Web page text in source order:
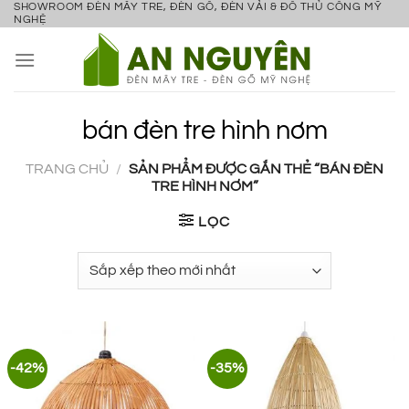
Bỏ
nội
SHOWROOM ĐÈN MÂY TRE, ĐÈN GỖ, ĐÈN VẢI & ĐỒ THỦ CÔNG MỸ
NGHỆ
bán đèn tre hình nơm
TRANG CHỦ / SẢN PHẨM ĐƯỢC GẮN THẺ “BÁN ĐÈN
TRE HÌNH NƠM”
LỌC
-42% -35%